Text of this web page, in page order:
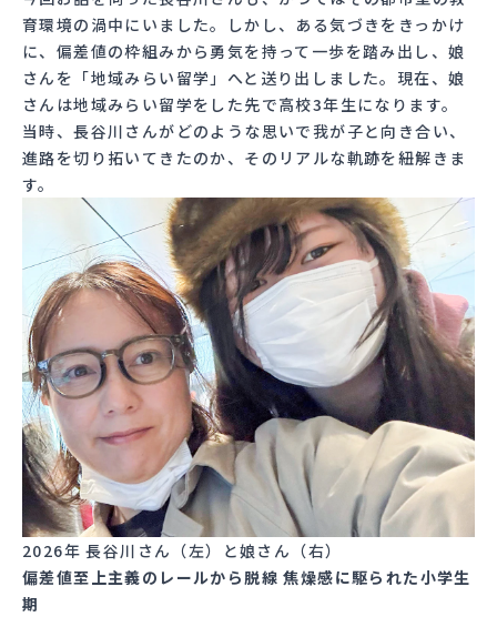
育環境の渦中にいました。しかし、ある気づきをきっかけ
に、偏差値の枠組みから勇気を持って一歩を踏み出し、娘
さんを「地域みらい留学」へと送り出しました。現在、娘
さんは地域みらい留学をした先で高校3年生になります。
当時、長谷川さんがどのような思いで我が子と向き合い、
進路を切り拓いてきたのか、そのリアルな軌跡を紐解きま
す。
2026年 長谷川さん（左）と娘さん（右）
偏差値至上主義のレールから脱線 焦燥感に駆られた小学生
期